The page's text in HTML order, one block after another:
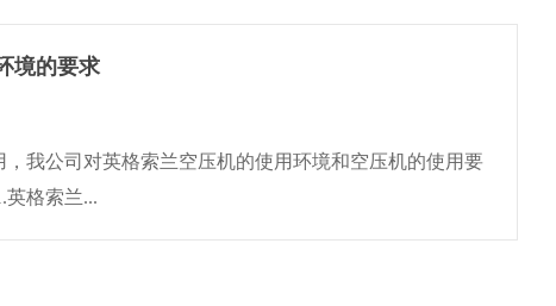
境的要求
我公司对英格索兰空压机的使用环境和空压机的使用要
英格索兰...